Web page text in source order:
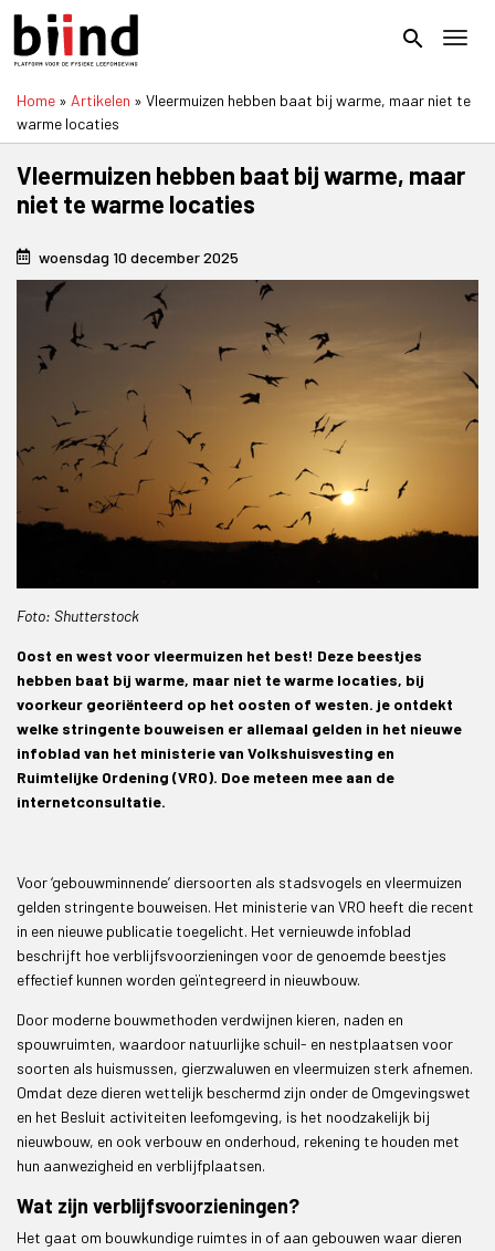
Overslaan
naar
inhoud
gaan
search
Home Artikelen
Vleermuizen hebben baat bij warme, maar niet te
warme locaties
Vleermuizen hebben baat bij warme, maar
niet te warme locaties
woensdag 10 december 2025
Foto: Shutterstock
Oost en west voor vleermuizen het best! Deze beestjes
hebben baat bij warme, maar niet te warme locaties, bij
voorkeur georiënteerd op het oosten of westen. je ontdekt
welke stringente bouweisen er allemaal gelden in het nieuwe
infoblad van het ministerie van Volkshuisvesting en
Ruimtelijke Ordening (VRO). Doe meteen mee aan de
internetconsultatie.
Voor ‘gebouwminnende’ diersoorten als stadsvogels en vleermuizen
gelden stringente bouweisen. Het ministerie van VRO heeft die recent
in een nieuwe publicatie toegelicht. Het vernieuwde infoblad
beschrijft hoe verblijfsvoorzieningen voor de genoemde beestjes
effectief kunnen worden geïntegreerd in nieuwbouw.
Door moderne bouwmethoden verdwijnen kieren, naden en
spouwruimten, waardoor natuurlijke schuil- en nestplaatsen voor
soorten als huismussen, gierzwaluwen en vleermuizen sterk afnemen.
Omdat deze dieren wettelijk beschermd zijn onder de Omgevingswet
en het Besluit activiteiten leefomgeving, is het noodzakelijk bij
nieuwbouw, en ook verbouw en onderhoud, rekening te houden met
hun aanwezigheid en verblijfplaatsen.
Wat zijn verblijfsvoorzieningen?
Het gaat om bouwkundige ruimtes in of aan gebouwen waar dieren